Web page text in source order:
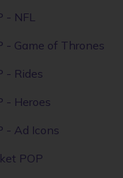
- NFL
- Game of Thrones
- Rides
- Heroes
- Ad Icons
POP